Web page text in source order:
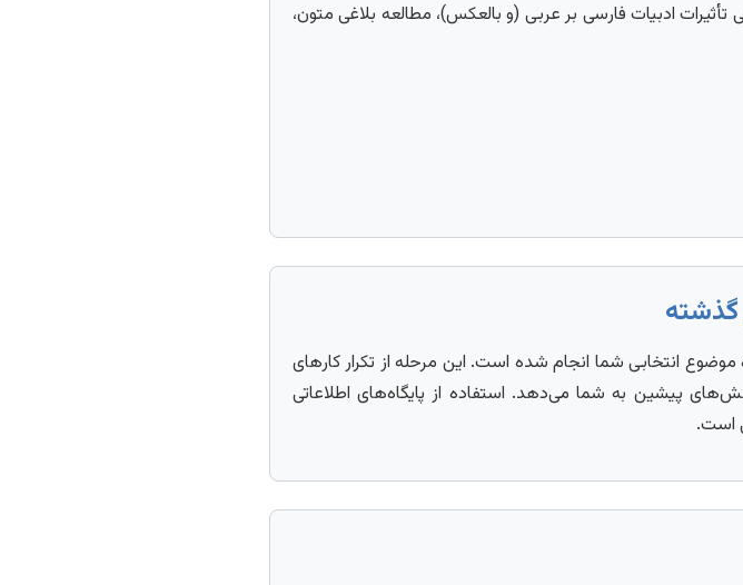
ادبیات فارسی بر عربی (و بالعکس)، مطالعه بلاغی متون،
انتخابی شما انجام شده است. این مرحله از تکرار کارهای
پیشین به شما می‌دهد. استفاده از پایگاه‌های اطلاعاتی
است.